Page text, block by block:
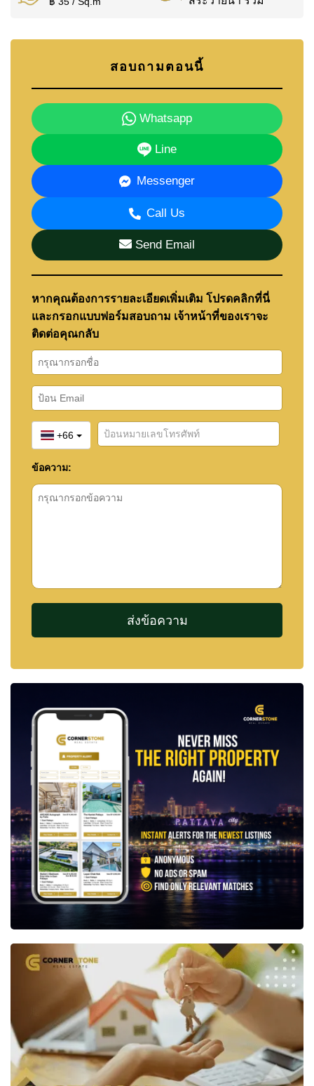
สอบถามตอนนี้
Whatsapp
Line
Messenger
Call Us
Send Email
หากคุณต้องการรายละเอียดเพิ่มเติม โปรดคลิกที่นี่
และกรอกแบบฟอร์มสอบถาม เจ้าหน้าที่ของเราจะ
ติดต่อคุณกลับ
+66
ข้อความ: